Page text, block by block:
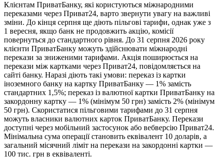
Клієнтам ПриватБанку, які користуються міжнародними
переказами через Приват24, варто звернути увагу на важливі
зміни. До кінця серпня ще діють пільгові тарифи, однак уже з
1 вересня, якщо банк не продовжить акцію, комісії
повернуться до стандартного рівня. До 31 серпня 2026 року
клієнти ПриватБанку можуть здійснювати міжнародні
перекази за зниженими тарифами. Акція поширюється на
перекази між картками через Приват24, повідомляється на
сайті банку. Наразі діють такі умови: переказ із картки
іноземного банку на картку ПриватБанку — 1% замість
стандартних 1,5%; переказ із валютної картки ПриватБанку на
закордонну картку — 1% (мінімум 50 грн) замість 2% (мінімум
50 грн). Скористатися пільговими тарифами до 31 серпня
можуть власники валютних карток ПриватБанку. Перекази
доступні через мобільний застосунок або вебверсію Приват24.
Мінімальна сума операції становить еквівалент 10 доларів, а
загальний місячний ліміт на перекази на закордонні картки —
100 тис. грн в еквіваленті.